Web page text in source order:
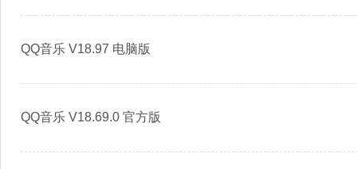
QQ音乐 V18.97 电脑版
QQ音乐 V18.69.0 官方版